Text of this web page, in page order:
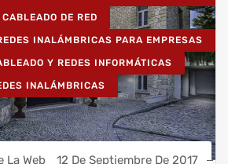
DE RED
INALÁMBRICAS PARA EMPRESAS
Y REDES INFORMÁTICAS
INALÁMBRICAS
La Web 12 De Septiembre De 2017